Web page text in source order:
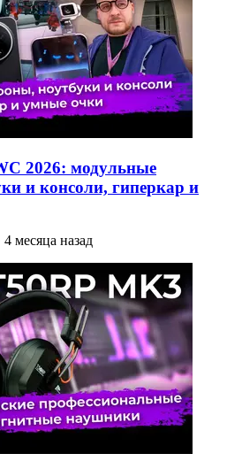
2026: модульные
и консоли, гиперкар и
4 месяца назад